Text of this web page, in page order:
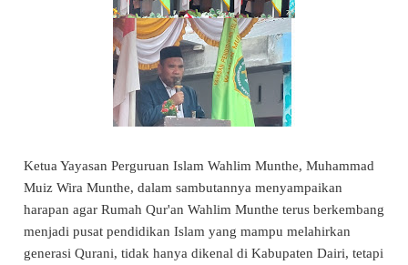
Ketua Yayasan Perguruan Islam Wahlim Munthe, Muhammad
Muiz Wira Munthe, dalam sambutannya menyampaikan
harapan agar Rumah Qur'an Wahlim Munthe terus berkembang
menjadi pusat pendidikan Islam yang mampu melahirkan
generasi Qurani, tidak hanya dikenal di Kabupaten Dairi, tetapi